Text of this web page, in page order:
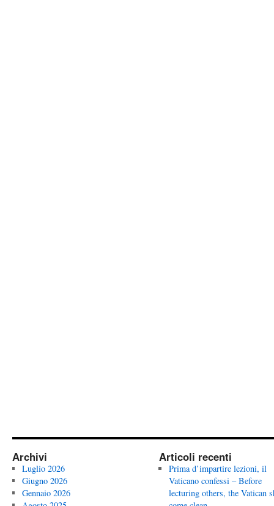
Archivi
Luglio 2026
Giugno 2026
Gennaio 2026
Articoli recenti
Prima d’impartire lezioni, il
Vaticano confessi – Before
lecturing others, the Vatican